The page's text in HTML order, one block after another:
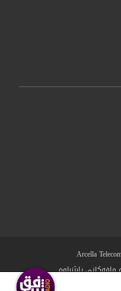
سیاسەتی پاراستنی نهێنی